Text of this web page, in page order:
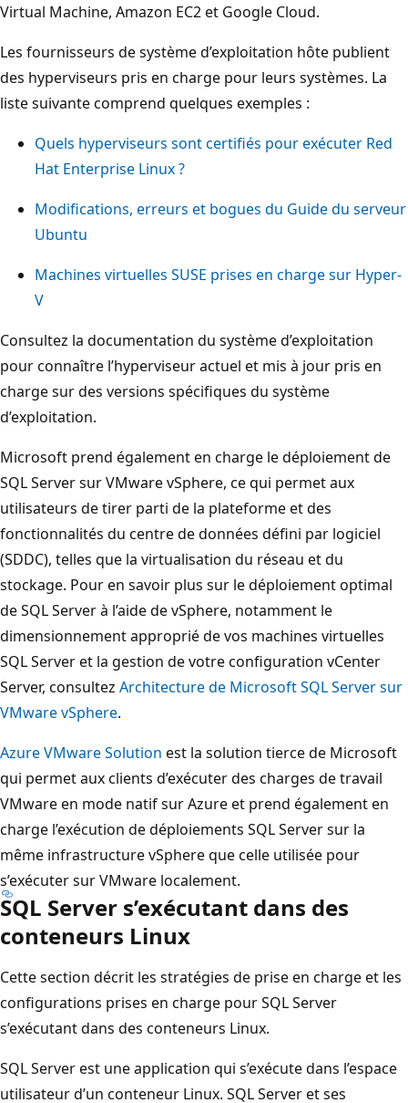
Virtual Machine, Amazon EC2 et Google Cloud.
Les fournisseurs de système d’exploitation hôte publient
des hyperviseurs pris en charge pour leurs systèmes. La
liste suivante comprend quelques exemples :
Quels hyperviseurs sont certifiés pour exécuter Red
Hat Enterprise Linux ?
Modifications, erreurs et bogues du Guide du serveur
Ubuntu
Machines virtuelles SUSE prises en charge sur Hyper-
V
Consultez la documentation du système d’exploitation
pour connaître l’hyperviseur actuel et mis à jour pris en
charge sur des versions spécifiques du système
d’exploitation.
Microsoft prend également en charge le déploiement de
SQL Server sur VMware vSphere, ce qui permet aux
utilisateurs de tirer parti de la plateforme et des
fonctionnalités du centre de données défini par logiciel
(SDDC), telles que la virtualisation du réseau et du
stockage. Pour en savoir plus sur le déploiement optimal
de SQL Server à l’aide de vSphere, notamment le
dimensionnement approprié de vos machines virtuelles
SQL Server et la gestion de votre configuration vCenter
Server, consultez Architecture de Microsoft SQL Server sur
VMware vSphere.
Azure VMware Solution est la solution tierce de Microsoft
qui permet aux clients d’exécuter des charges de travail
VMware en mode natif sur Azure et prend également en
charge l’exécution de déploiements SQL Server sur la
même infrastructure vSphere que celle utilisée pour
s’exécuter sur VMware localement.
SQL Server s’exécutant dans des
conteneurs Linux
Cette section décrit les stratégies de prise en charge et les
configurations prises en charge pour SQL Server
s’exécutant dans des conteneurs Linux.
SQL Server est une application qui s’exécute dans l’espace
utilisateur d’un conteneur Linux. SQL Server et ses